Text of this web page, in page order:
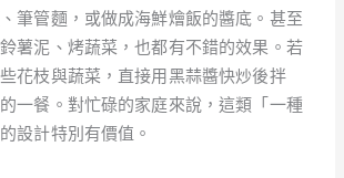
筆管麵，或做成海鮮燴飯的醬底。甚至
薯泥、烤蔬菜，也都有不錯的效果。若
花枝與蔬菜，直接用黑蒜醬快炒後拌
一餐。對忙碌的家庭來說，這類「一種
設計特別有價值。